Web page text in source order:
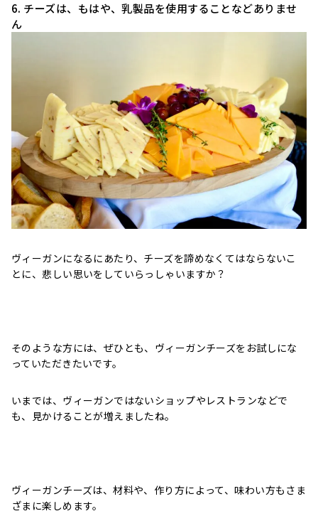
6. チーズは、もはや、乳製品を使用することなどありませ
ん
ヴィーガンになるにあたり、チーズを諦めなくてはならないこ
とに、悲しい思いをしていらっしゃいますか？
そのような方には、ぜひとも、ヴィーガンチーズをお試しにな
っていただきたいです。
いまでは、ヴィーガンではないショップやレストランなどで
も、見かけることが増えましたね。
ヴィーガンチーズは、材料や、作り方によって、味わい方もさま
ざまに楽しめます。